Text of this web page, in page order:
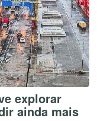
explorar
ainda mais